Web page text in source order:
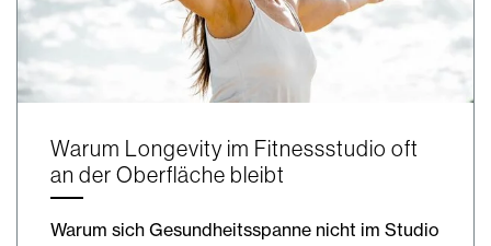
Warum Longevity im Fitnessstudio oft
an der Oberfläche bleibt
Warum sich Gesundheitsspanne nicht im Studio